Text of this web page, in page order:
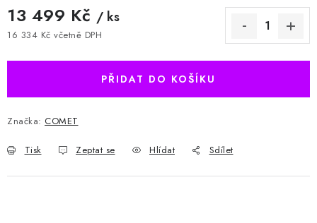
13 499 Kč / ks
16 334 Kč včetně DPH
PŘIDAT DO KOŠÍKU
Značka: COMET
Tisk Zeptat se Hlídat Sdílet